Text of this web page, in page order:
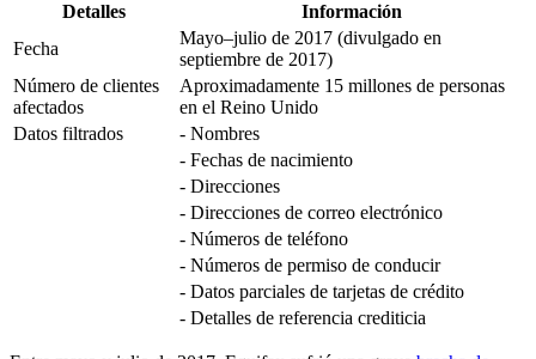
Detalles
Información
Fecha
Mayo–julio de 2017 (divulgado en
septiembre de 2017)
Número de clientes
afectados
Aproximadamente 15 millones de personas
en el Reino Unido
Datos filtrados
- Nombres
- Fechas de nacimiento
- Direcciones
- Direcciones de correo electrónico
- Números de teléfono
- Números de permiso de conducir
- Datos parciales de tarjetas de crédito
- Detalles de referencia crediticia